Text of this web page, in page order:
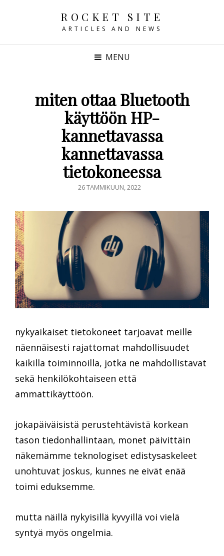
ROCKET SITE
ARTICLES AND NEWS
MENU
miten ottaa Bluetooth
käyttöön HP-
kannettavassa
kannettavassa
tietokoneessa
POSTED
26 TAMMIKUUN, 2022
nykyaikaiset tietokoneet tarjoavat meille
näennäisesti rajattomat mahdollisuudet
kaikilla toiminnoilla, jotka ne mahdollistavat
sekä henkilökohtaiseen että
ammattikäyttöön.
jokapäiväisistä perustehtävistä korkean
tason tiedonhallintaan, monet päivittäin
näkemämme teknologiset edistysaskeleet
unohtuvat joskus, kunnes ne eivät enää
toimi eduksemme.
mutta näillä nykyisillä kyvyillä voi vielä
syntyä myös ongelmia.